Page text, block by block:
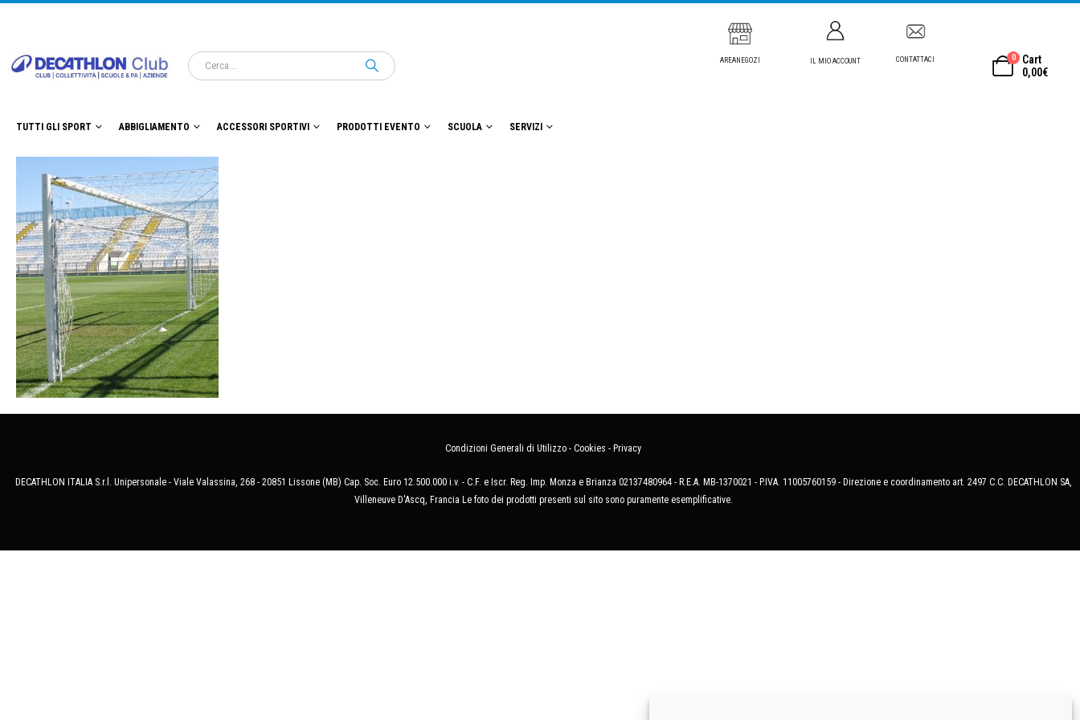
AREANEGOZI IL MIO ACCOUNT CONTATTACI 0
Cart
0,00€
TUTTI GLI SPORT ABBIGLIAMENTO ACCESSORI SPORTIVI PRODOTTI EVENTO SCUOLA SERVIZI
Condizioni Generali di Utilizzo - Cookies - Privacy
DECATHLON ITALIA S.r.l. Unipersonale - Viale Valassina, 268 - 20851 Lissone (MB) Cap. Soc. Euro 12.500.000 i.v. - C.F. e Iscr. Reg. Imp. Monza e Brianza 02137480964 - R.E.A. MB-1370021 - P.IVA. 11005760159 - Direzione e coordinamento art. 2497 C.C. DECATHLON SA,
Villeneuve D'Ascq, Francia Le foto dei prodotti presenti sul sito sono puramente esemplificative.